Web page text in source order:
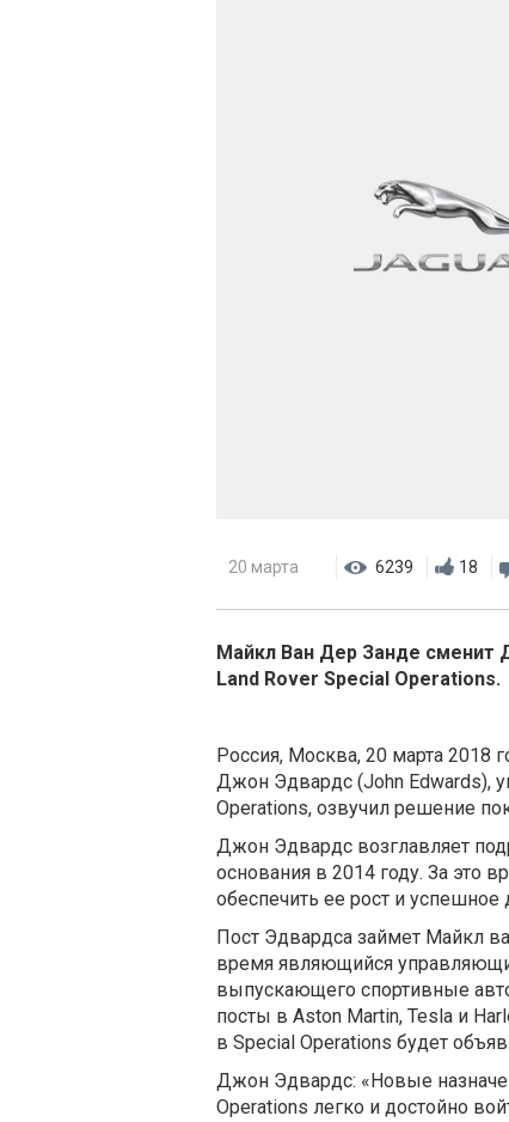
20 марта 6239 18
Майкл Ван Дер Занде сменит
Land Rover Special Operations.
Россия, Москва, 20 марта 2018
Джон Эдвардс (John Edwards),
Operations, озвучил решение
Джон Эдвардс возглавляет
основания в 2014 году. За это
обеспечить ее рост и
Пост Эдвардса займет Майкл
время являющийся
выпускающего спортивные
посты в Aston Martin, Tesla и
в Special Operations будет
Джон Эдвардс: «Новые
Operations легко и достойно